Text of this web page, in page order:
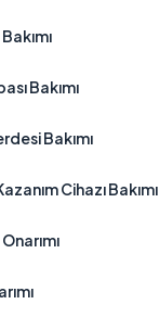
Bakımı
Bakımı
Cihazı Bakımı